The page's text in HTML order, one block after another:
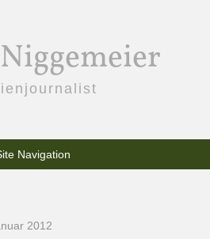
Navigation
2012